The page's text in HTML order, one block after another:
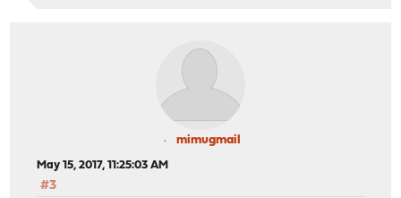
mimugmail
May 15, 2017, 11:25:03 AM
#3